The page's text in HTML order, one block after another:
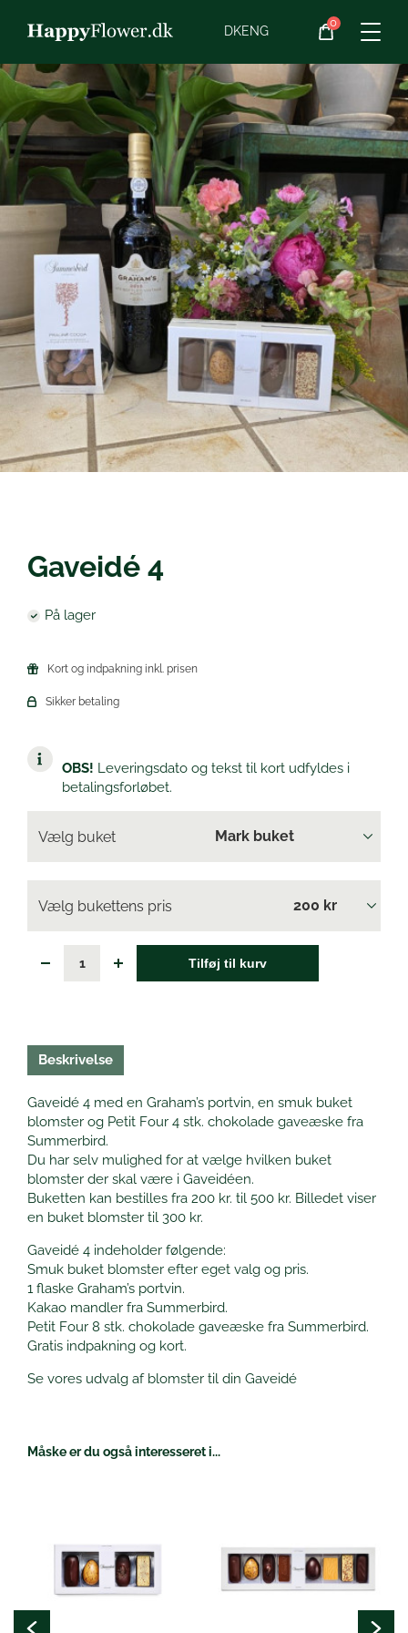
Blomster
Blomster­abonnement
Begravelse
Planter
Gaveideer
Chokolade
Vin
Øl
DKENG
0
Gaveidé 4
På lager
Kort og indpakning inkl. prisen
Sikker betaling
OBS! Leveringsdato og tekst til kort udfyldes i
betalingsforløbet.
Vælg buket
Vælg bukettens pris
Tilføj til kurv
Beskrivelse
Gaveidé 4 med en Graham’s portvin, en smuk buket
blomster og Petit Four 4 stk. chokolade gaveæske fra
Summerbird.
Du har selv mulighed for at vælge hvilken buket
blomster der skal være i Gaveidéen.
Buketten kan bestilles fra 200 kr. til 500 kr. Billedet viser
en buket blomster til 300 kr.
Gaveidé 4 indeholder følgende:
Smuk buket blomster efter eget valg og pris.
1 flaske Graham’s portvin.
Kakao mandler fra Summerbird.
Petit Four 8 stk. chokolade gaveæske fra Summerbird.
Gratis indpakning og kort.
Se vores udvalg af blomster til din Gaveidé
Måske er du også interesseret i...